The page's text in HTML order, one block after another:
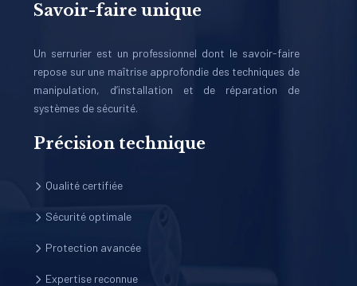
Savoir-faire unique
Un serrurier est un professionnel dont le savoir-faire
repose sur une maîtrise approfondie des techniques de
manipulation, d’installation et de réparation de
systèmes de sécurité.
Précision technique
Qualité certifiée
Sécurité optimale
Protection avancée
Expertise reconnue